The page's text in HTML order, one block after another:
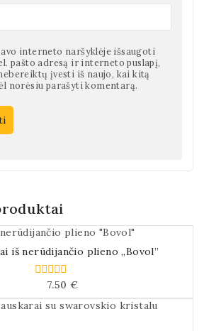
interneto naršyklėje išsaugoti
pašto adresą ir interneto puslapį,
įvesti iš naujo, kai kitą
norėsiu parašyti komentarą.
iš nerūdijančio plieno „Bovol”
iš
5
7.50 €